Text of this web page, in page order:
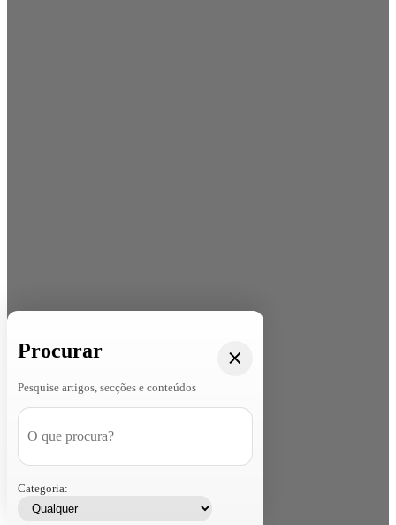
Procurar
Pesquise artigos, secções e conteúdos
Categoria: